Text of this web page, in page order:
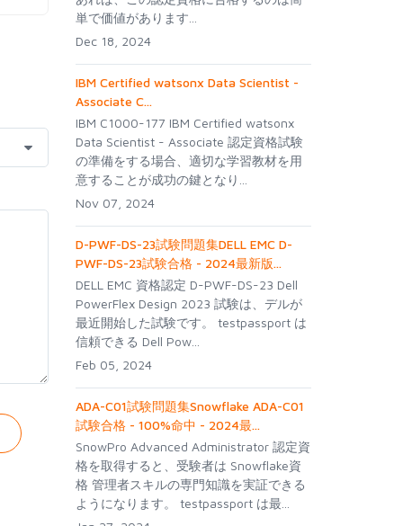
単で価値があります...
Dec 18, 2024
IBM Certified watsonx Data Scientist -
Associate C...
IBM C1000-177 IBM Certified watsonx
Data Scientist - Associate 認定資格試験
の準備をする場合、適切な学習教材を用
意することが成功の鍵となり...
Nov 07, 2024
D-PWF-DS-23試験問題集DELL EMC D-
PWF-DS-23試験合格 - 2024最新版...
DELL EMC 資格認定 D-PWF-DS-23 Dell
PowerFlex Design 2023 試験は、デルが
最近開始した試験です。 testpassport は
信頼できる Dell Pow...
Feb 05, 2024
ADA-C01試験問題集Snowflake ADA-C01
試験合格 - 100%命中 - 2024最...
SnowPro Advanced Administrator 認定資
格を取得すると、受験者は Snowflake資
格 管理者スキルの専門知識を実証できる
ようになります。 testpassport は最...